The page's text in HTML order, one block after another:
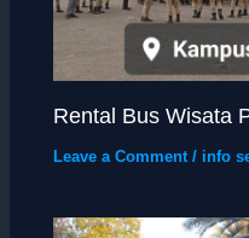
Rental Bus Wisata
Leave a Comment / info